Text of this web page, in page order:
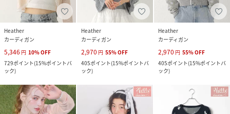
Heather
カーディガン
5,346 円 10%OFF
729ポイント(15%ポイントバ
ック)
Heather
カーディガン
2,970 円 55%OFF
405ポイント(15%ポイントバ
ック)
Heather
カーディガン
2,970 円 55%OFF
405ポイント(15%ポイントバ
ック)